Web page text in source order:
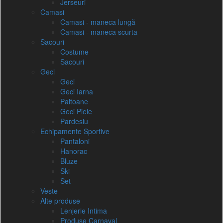
Jerseuri
Camasi
Camasi - maneca lungă
Camasi - maneca scurta
Sacouri
Costume
Sacouri
Geci
Geci
Geci Iarna
Paltoane
Geci Piele
Pardesiu
Echipamente Sportive
Pantaloni
Hanorac
Bluze
Ski
Set
Veste
Alte produse
Lenjerie Intima
Produse Carnaval